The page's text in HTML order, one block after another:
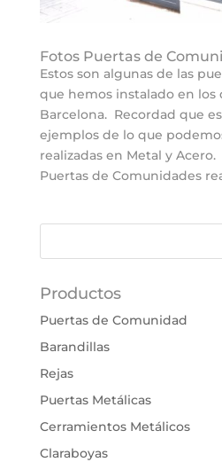
Fotos Puertas de
Estos son algunas de las
que hemos instalado en
Barcelona. Recordad que
ejemplos de lo que
realizadas en Metal y
Puertas de Comunidades
Productos
Puertas de Comunidad
Barandillas
Rejas
Puertas Metálicas
Cerramientos Metálicos
Claraboyas